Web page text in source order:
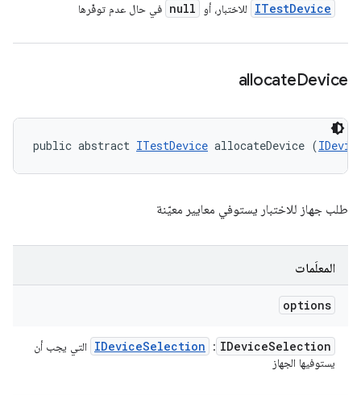
ITestDevice للاختبار، أو null في حال عدم توفّرها
allocateDevice
public abstract ITestDevice allocateDevice (
طلب جهاز للاختبار يستوفي معايير معيّنة
المعلَمات
options
IDeviceSelection
:
IDeviceSelection
التي يجب أن
يستوفيها الجهاز